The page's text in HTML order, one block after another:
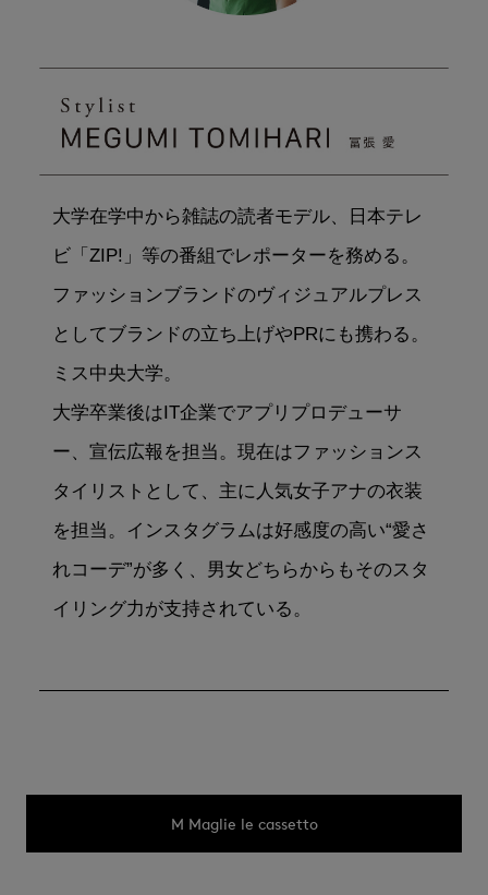
大学在学中から雑誌の読者モデル、日本テレ
ビ「ZIP!」等の番組でレポーターを務める。
ファッションブランドのヴィジュアルプレス
としてブランドの立ち上げやPRにも携わる。
ミス中央大学。
大学卒業後はIT企業でアプリプロデューサ
ー、宣伝広報を担当。現在はファッションス
タイリストとして、主に人気女子アナの衣装
を担当。インスタグラムは好感度の高い“愛さ
れコーデ”が多く、男女どちらからもそのスタ
イリング力が支持されている。
M Maglie le cassetto